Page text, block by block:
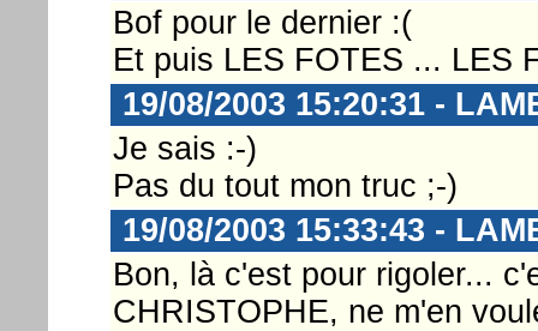
Bof pour le dernier :(
Et puis LES FOTES ... LES
19/08/2003 15:20:31 -
Je sais :-)
Pas du tout mon truc ;-)
19/08/2003 15:33:43 -
Bon, là c'est pour rigoler...
CHRISTOPHE, ne m'en